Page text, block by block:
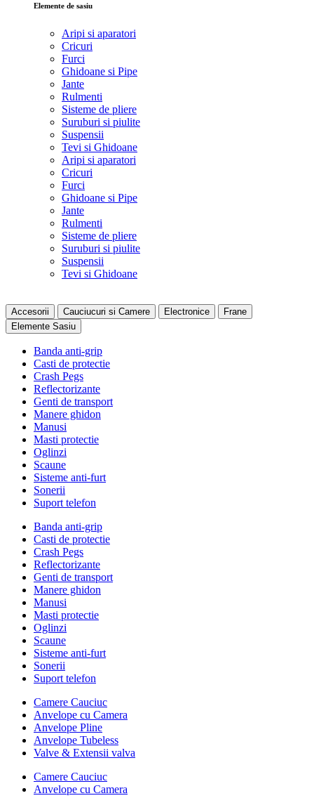
Elemente de sasiu
Aripi si aparatori
Cricuri
Furci
Ghidoane si Pipe
Jante
Rulmenti
Sisteme de pliere
Suruburi si piulite
Suspensii
Tevi si Ghidoane
Aripi si aparatori
Cricuri
Furci
Ghidoane si Pipe
Jante
Rulmenti
Sisteme de pliere
Suruburi si piulite
Suspensii
Tevi si Ghidoane
Accesorii Cauciucuri si Camere Electronice
Frane
Elemente Sasiu
Banda anti-grip
Casti de protectie
Crash Pegs
Reflectorizante
Genti de transport
Manere ghidon
Manusi
Masti protectie
Oglinzi
Scaune
Sisteme anti-furt
Sonerii
Suport telefon
Banda anti-grip
Casti de protectie
Crash Pegs
Reflectorizante
Genti de transport
Manere ghidon
Manusi
Masti protectie
Oglinzi
Scaune
Sisteme anti-furt
Sonerii
Suport telefon
Camere Cauciuc
Anvelope cu Camera
Anvelope Pline
Anvelope Tubeless
Valve & Extensii valva
Camere Cauciuc
Anvelope cu Camera